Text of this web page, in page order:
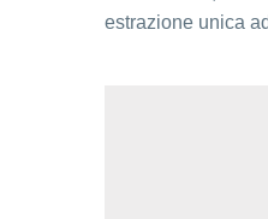
estrazione unica